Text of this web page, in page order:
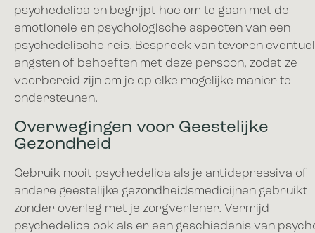
psychedelica en begrijpt hoe om te gaan met de
emotionele en psychologische aspecten van een
psychedelische reis. Bespreek van tevoren
angsten of behoeften met deze persoon, zodat ze
voorbereid zijn om je op elke mogelijke manier te
ondersteunen.
Overwegingen voor Geestelijke
Gezondheid
Gebruik nooit psychedelica als je antidepressiva of
andere geestelijke gezondheidsmedicijnen gebruikt
zonder overleg met je zorgverlener. Vermijd
psychedelica ook als er een geschiedenis van